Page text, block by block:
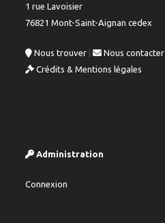
1 rue Lavoisier
76821 Mont-Saint-Aignan cedex
Nous trouver | Nous contacter
Crédits & Mentions légales
Administration
Connexion